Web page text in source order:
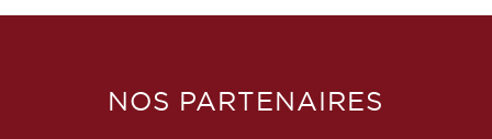
NOS PARTENAIRES